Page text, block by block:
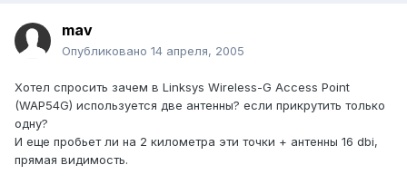
mav
Опубликовано 14 апреля, 2005
Хотел спросить зачем в Linksys Wireless-G Access Point
(WAP54G) используется две антенны? если прикрутить только
одну?
И еще пробьет ли на 2 километра эти точки + антенны 16 dbi,
прямая видимость.